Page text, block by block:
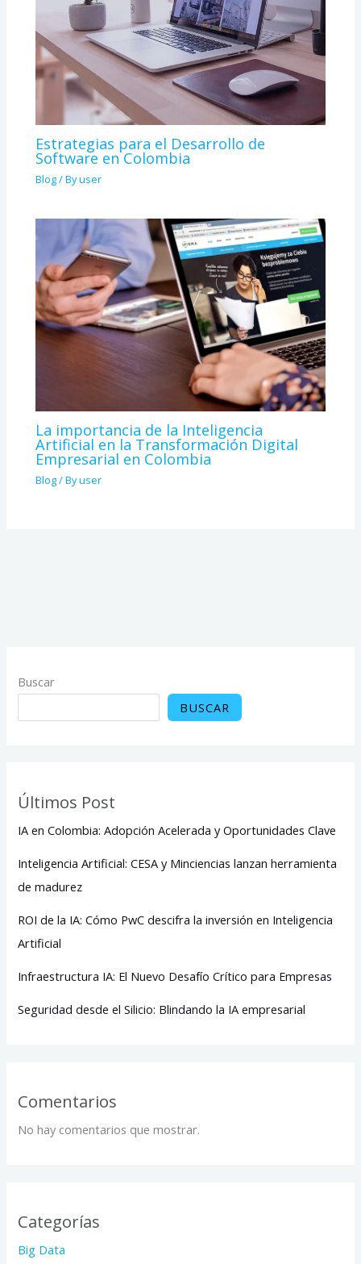
Estrategias para el Desarrollo de
Software en Colombia
Blog/ Byuser
La importancia de la Inteligencia
Artificial en la Transformación Digital
Empresarial en Colombia
Blog/ Byuser
Buscar
BUSCAR
Últimos Post
IA en Colombia: Adopción Acelerada y Oportunidades Clave
Inteligencia Artificial: CESA y Minciencias lanzan herramienta
de madurez
ROI de la IA: Cómo PwC descifra la inversión en Inteligencia
Artificial
Infraestructura IA: El Nuevo Desafío Crítico para Empresas
Seguridad desde el Silicio: Blindando la IA empresarial
Comentarios
No hay comentarios que mostrar.
Categorías
Big Data